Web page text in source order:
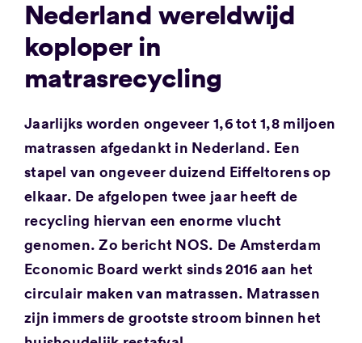
Nederland wereldwijd
koploper in
matrasrecycling
Jaarlijks worden ongeveer 1,6 tot 1,8 miljoen
matrassen afgedankt in Nederland. Een
stapel van ongeveer duizend Eiffeltorens op
elkaar. De afgelopen twee jaar heeft de
recycling hiervan een enorme vlucht
genomen. Zo bericht NOS. De Amsterdam
Economic Board werkt sinds 2016 aan het
circulair maken van matrassen. Matrassen
zijn immers de grootste stroom binnen het